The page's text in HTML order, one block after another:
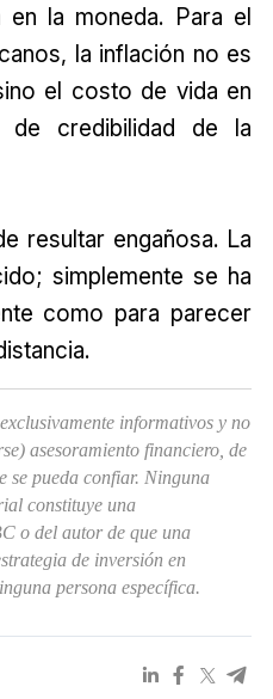
en la moneda. Para el
la inflación no es
el costo de vida en
credibilidad de la
resultar engañosa. La
simplemente se ha
como para parecer
informativos y no
asesoramiento financiero, de
se pueda confiar. Ninguna
constituye una
o del autor de que una
de inversión en
persona específica.